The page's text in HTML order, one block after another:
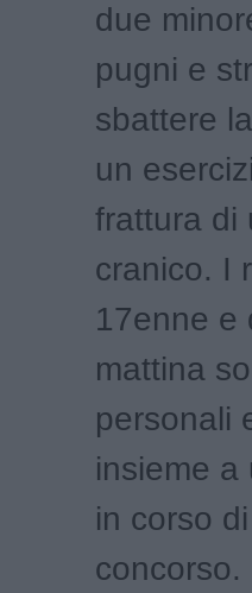
due
pugni e
sbattere
un
frattura di
cranico. I
17enne e
mattina
personali
insieme a
in corso
concorso.